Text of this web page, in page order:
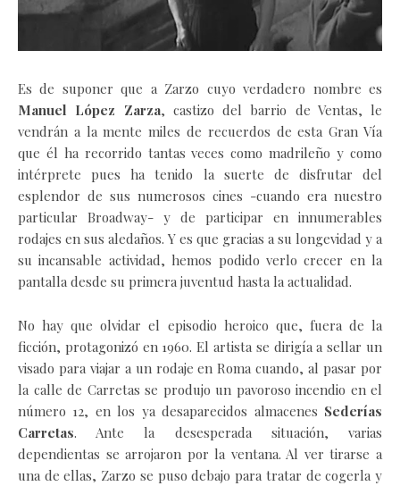
Es de suponer que a Zarzo cuyo verdadero nombre es
Manuel López Zarza, castizo del barrio de Ventas, le
vendrán a la mente miles de recuerdos de esta Gran Vía
que él ha recorrido tantas veces como madrileño y como
intérprete pues ha tenido la suerte de disfrutar del
esplendor de sus numerosos cines -cuando era nuestro
particular Broadway- y de participar en innumerables
rodajes en sus aledaños. Y es que gracias a su longevidad y a
su incansable actividad, hemos podido verlo crecer en la
pantalla desde su primera juventud hasta la actualidad.
No hay que olvidar el episodio heroico que, fuera de la
ficción, protagonizó en 1960. El artista se dirigía a sellar un
visado para viajar a un rodaje en Roma cuando, al pasar por
la calle de Carretas se produjo un pavoroso incendio en el
número 12, en los ya desaparecidos almacenes Sederías
Carretas. Ante la desesperada situación, varias
dependientas se arrojaron por la ventana. Al ver tirarse a
una de ellas, Zarzo se puso debajo para tratar de cogerla y